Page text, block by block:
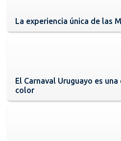
La experiencia única de las
El Carnaval Uruguayo es
color